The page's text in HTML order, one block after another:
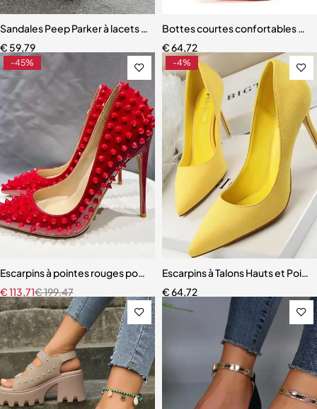
Sandales Peep Parker à lacets pour femmes
€ 59,79
Bottes courtes confortables à
€64,72
-45%
Escarpins à pointes rouges pour femmes
€199,47
€113,71
-4%
Escarpins à Talons Hauts et
€64,72